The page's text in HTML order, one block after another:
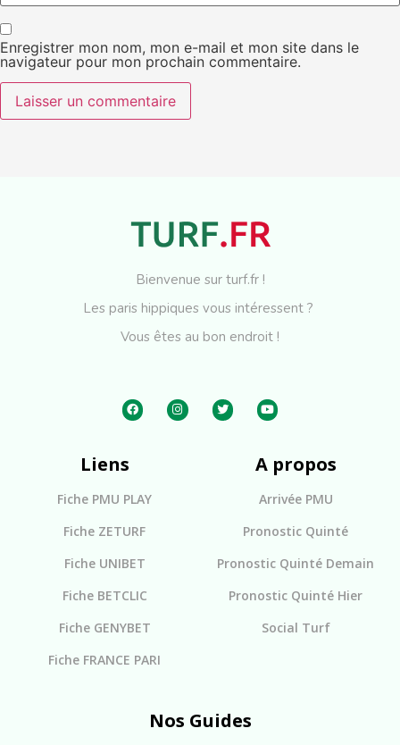
Enregistrer mon nom, mon e-mail et mon site dans le
navigateur pour mon prochain commentaire.
Bienvenue sur turf.fr !
Les paris hippiques vous intéressent ?
Vous êtes au bon endroit !
Liens
Fiche PMU PLAY
Fiche ZETURF
Fiche UNIBET
Fiche BETCLIC
Fiche GENYBET
Fiche FRANCE PARI
A propos
Arrivée PMU
Pronostic Quinté
Pronostic Quinté Demain
Pronostic Quinté Hier
Social Turf
Nos Guides